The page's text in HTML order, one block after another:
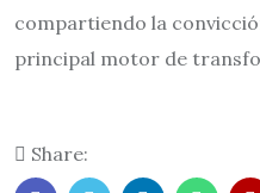
compartiendo la
principal motor de
Share: